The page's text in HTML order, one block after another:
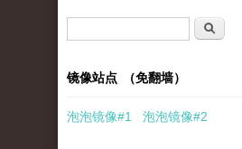
搜索
镜像站点 （免翻墙）
泡泡镜像#1 泡泡镜像#2